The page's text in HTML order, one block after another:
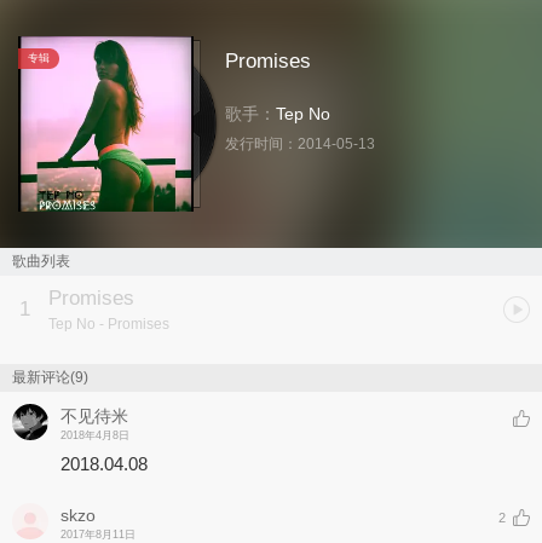
专辑 Promises
歌手： Tep No
发行时间： 2014-05-13
歌曲列表
1 Promises
Tep No - Promises
最新评论(9)
不见待米
2018年4月8日
2018.04.08
skzo
2017年8月11日
2